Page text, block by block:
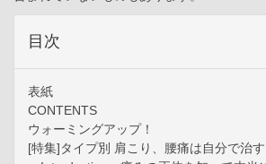
目次
表紙
CONTENTS
ウォーミングアップ！
[特集]タイプ別 肩こり、腰痛は自分で治す